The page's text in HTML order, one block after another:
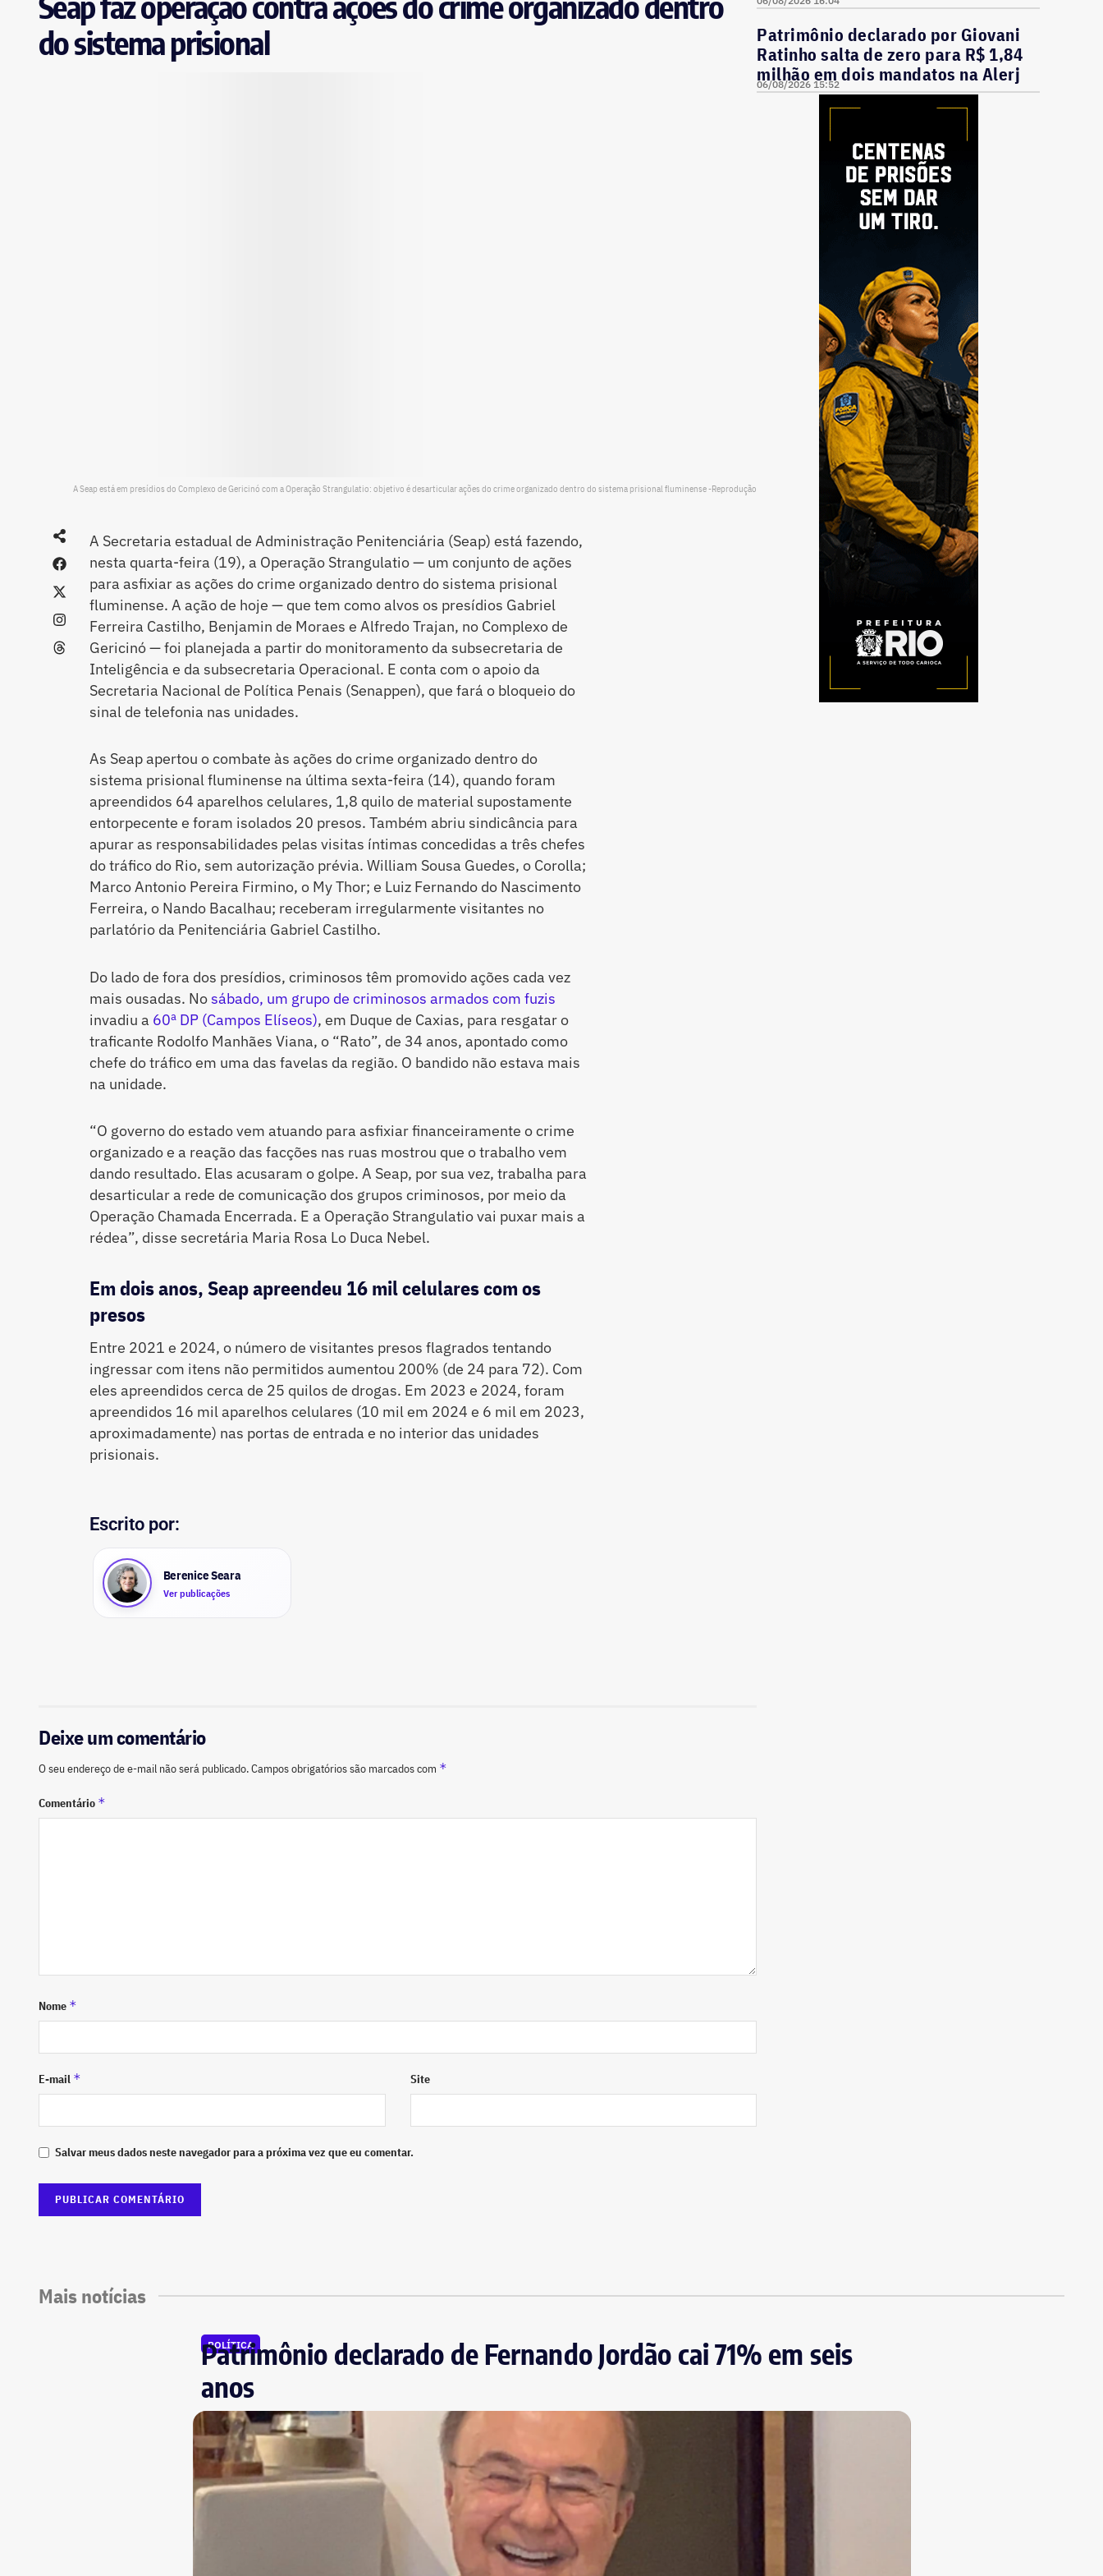
do sistema prisional
A Seap está em presídios do Complexo de Gericinó com a Operação Strangulatio: objetivo é desarticular ações do crime organizado dentro do sistema prisional fluminense -Reprodução
A Secretaria estadual de Administração Penitenciária (Seap) está fazendo,
nesta quarta-feira (19), a Operação Strangulatio — um conjunto de ações
para asfixiar as ações do crime organizado dentro do sistema prisional
fluminense. A ação de hoje — que tem como alvos os presídios Gabriel
Ferreira Castilho, Benjamin de Moraes e Alfredo Trajan, no Complexo de
Gericinó — foi planejada a partir do monitoramento da subsecretaria de
Inteligência e da subsecretaria Operacional. E conta com o apoio da
Secretaria Nacional de Política Penais (Senappen), que fará o bloqueio do
sinal de telefonia nas unidades.
As Seap apertou o combate às ações do crime organizado dentro do
sistema prisional fluminense na última sexta-feira (14), quando foram
apreendidos 64 aparelhos celulares, 1,8 quilo de material supostamente
entorpecente e foram isolados 20 presos. Também abriu sindicância para
apurar as responsabilidades pelas visitas íntimas concedidas a três chefes
do tráfico do Rio, sem autorização prévia. William Sousa Guedes, o Corolla;
Marco Antonio Pereira Firmino, o My Thor; e Luiz Fernando do Nascimento
Ferreira, o Nando Bacalhau; receberam irregularmente visitantes no
parlatório da Penitenciária Gabriel Castilho.
Do lado de fora dos presídios, criminosos têm promovido ações cada vez
mais ousadas. Nosábado, um grupo de criminosos armados com fuzis
invadiu a 60ª DP (Campos Elíseos), em Duque de Caxias, para resgatar o
traficante Rodolfo Manhães Viana, o “Rato”, de 34 anos, apontado como
chefe do tráfico em uma das favelas da região. O bandido não estava mais
na unidade.
“O governo do estado vem atuando para asfixiar financeiramente o crime
organizado e a reação das facções nas ruas mostrou que o trabalho vem
dando resultado. Elas acusaram o golpe. A Seap, por sua vez, trabalha para
desarticular a rede de comunicação dos grupos criminosos, por meio da
Operação Chamada Encerrada. E a Operação Strangulatio vai puxar mais a
rédea”, disse secretária Maria Rosa Lo Duca Nebel.
Em dois anos, Seap apreendeu 16 mil celulares com os
presos
Entre 2021 e 2024, o número de visitantes presos flagrados tentando
ingressar com itens não permitidos aumentou 200% (de 24 para 72). Com
eles apreendidos cerca de 25 quilos de drogas. Em 2023 e 2024, foram
apreendidos 16 mil aparelhos celulares (10 mil em 2024 e 6 mil em 2023,
aproximadamente) nas portas de entrada e no interior das unidades
prisionais.
Escrito por:
Berenice Seara
Ver publicações
Patrimônio declarado por Giovani
Ratinho salta de zero para R$ 1,84
milhão em dois mandatos na Alerj
06/08/2026 15:52
Deixe um comentário
O seu endereço de e-mail não será publicado.Campos obrigatórios são marcados com *
Comentário *
Nome *
E-mail * Site
Salvar meus dados neste navegador para a próxima vez que eu comentar.
Mais notícias
POLÍTICA
Patrimônio declarado de Fernando Jordão cai 71% em seis
anos